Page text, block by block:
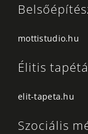
mottistudio.hu
Élitis
elit-tapeta.hu
Szociális